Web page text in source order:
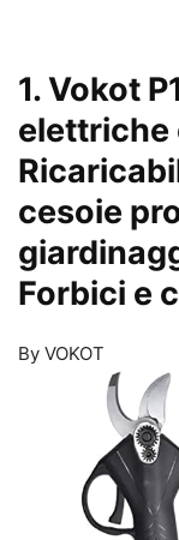
1. Vokot
elettriche
cesoie
Forbici e
By VOKOT